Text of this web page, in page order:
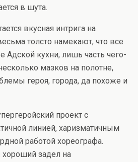
в шута.
вкусная интрига на
толсто намекают, что все
Адской кухни, лишь часть чего-
мазков на полотне,
героя, города, да похоже и
проект с
линией, харизматичным
работой хореографа.
задел на